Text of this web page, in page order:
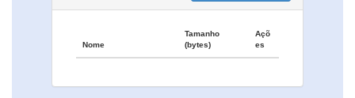
Nome
Tamanho
(bytes)
Açõ
es